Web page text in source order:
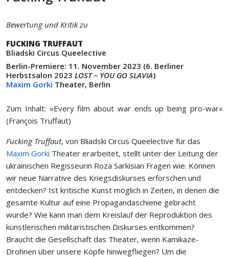
Bewertung und Kritik zu
FUCKING TRUFFAUT
Bliadski Circus Queelective
Berlin-Premiere: 11. November 2023 (6. Berliner
Herbstsalon 2023 LOST – YOU GO SLAVIA)
Maxim Gorki Theater, Berlin
Zum Inhalt: »Every film about war ends up being pro-war«
(François Truffaut)
Fucking Truffaut, von Bliadski Circus Queelective für das
Maxim Gorki Theater erarbeitet, stellt unter der Leitung der
ukrainischen Regisseurin Roza Sarkisian Fragen wie: Können
wir neue Narrative des Kriegsdiskurses erforschen und
entdecken? Ist kritische Kunst möglich in Zeiten, in denen die
gesamte Kultur auf eine Propagandaschiene gebracht
wurde? Wie kann man dem Kreislauf der Reproduktion des
künstlerischen militaristischen Diskurses entkommen?
Braucht die Gesellschaft das Theater, wenn Kamikaze-
Drohnen über unsere Köpfe hinwegfliegen? Um die